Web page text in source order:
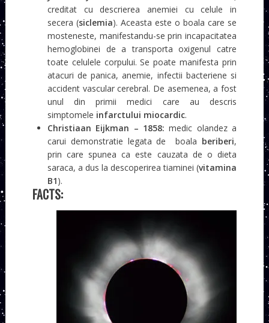
creditat cu descrierea anemiei cu celule in
secera (siclemia). Aceasta este o boala care se
mosteneste, manifestandu-se prin incapacitatea
hemoglobinei de a transporta oxigenul catre
toate celulele corpului. Se poate manifesta prin
atacuri de panica, anemie, infectii bacteriene si
accident vascular cerebral. De asemenea, a fost
unul din primii medici care au descris
simptomele infarctului miocardic.
Christiaan Eijkman – 1858: medic olandez a
carui demonstratie legata de boala beriberi,
prin care spunea ca este cauzata de o dieta
saraca, a dus la descoperirea tiaminei (vitamina
B1).
FACTS: